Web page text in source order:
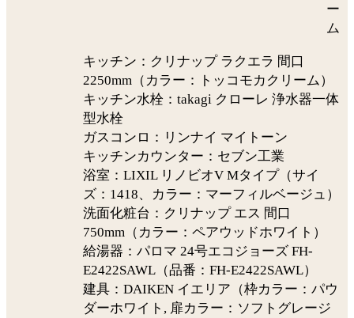
ー
ム
キッチン：クリナップ ラクエラ 間口
2250mm（カラー：トッコモカクリーム）
キッチン水栓：takagi クローレ 浄水器一体
型水栓
ガスコンロ：リンナイ マイトーン
キッチンカウンター：セブン工業
浴室：LIXIL リノビオV Mタイプ（サイ
ズ：1418、カラー：マーフィルベージュ）
洗面化粧台：クリナップ エス 間口
750mm（カラー：ペアウッドホワイト）
給湯器：パロマ 24号エコジョーズ FH-
E2422SAWL（品番：FH-E2422SAWL）
建具：DAIKEN イエリア（枠カラー：パウ
ダーホワイト, 扉カラー：ソフトグレージ